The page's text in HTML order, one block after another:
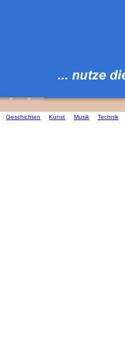
Geschichten Kunst Musik Technik